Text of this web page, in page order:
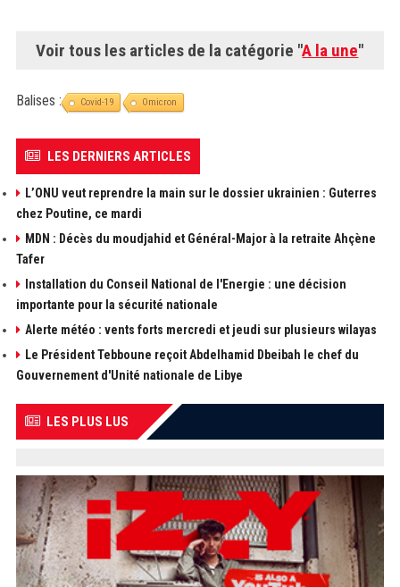
Voir tous les articles de la catégorie "A la une"
Balises : Covid-19 Omicron
LES DERNIERS ARTICLES
L’ONU veut reprendre la main sur le dossier ukrainien : Guterres
chez Poutine, ce mardi
MDN : Décès du moudjahid et Général-Major à la retraite Ahçène
Tafer
Installation du Conseil National de l'Energie : une décision
importante pour la sécurité nationale
Alerte météo : vents forts mercredi et jeudi sur plusieurs wilayas
Le Président Tebboune reçoit Abdelhamid Dbeibah le chef du
Gouvernement d'Unité nationale de Libye
LES PLUS LUS